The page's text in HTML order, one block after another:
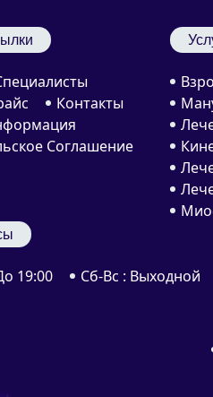
Контакты
Соглашение
19:00 Сб-Вс : Выходной